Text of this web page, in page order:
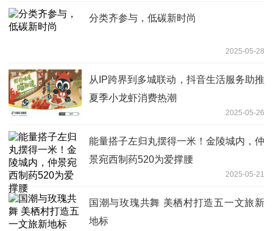
分类齐参与，低碳新时尚
2025-05-28
从IP跨界到多城联动，抖音生活服务助推
夏季小龙虾消费热潮
2025-05-26
能量搭子左归丸摆得一米！金陵城内，仲
景宛西制药520为爱撑腰
2025-05-21
国潮与玫瑰共舞 美栖村打造五一文旅新
地标